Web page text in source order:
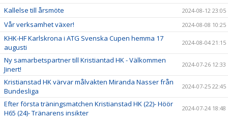
Kallelse till årsmöte 2024-08-12 23:05
Vår verksamhet växer! 2024-08-08 10:25
KHK-HF Karlskrona i ATG Svenska Cupen hemma 17
augusti
2024-08-04 21:15
Ny samarbetspartner till Kristiantad HK - Välkommen
Jinert!
2024-07-26 12:33
Kristianstad HK värvar målvakten Miranda Nasser från
Bundesliga
2024-07-25 22:45
Efter första träningsmatchen Kristianstad HK (22)- Höör
H65 (24)- Tränarens insikter
2024-07-24 18:48